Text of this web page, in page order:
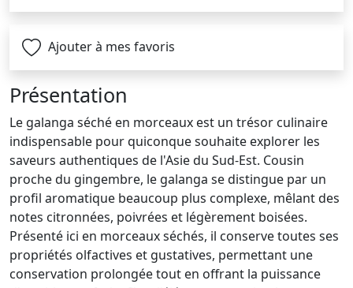
Ajouter à mes favoris
Présentation
Le galanga séché en morceaux est un trésor culinaire
indispensable pour quiconque souhaite explorer les
saveurs authentiques de l'Asie du Sud-Est. Cousin
proche du gingembre, le galanga se distingue par un
profil aromatique beaucoup plus complexe, mêlant des
notes citronnées, poivrées et légèrement boisées.
Présenté ici en morceaux séchés, il conserve toutes ses
propriétés olfactives et gustatives, permettant une
conservation prolongée tout en offrant la puissance